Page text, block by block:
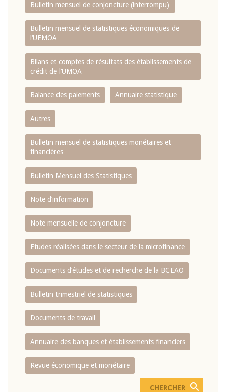
Bulletin mensuel de conjoncture (interrompu)
Bulletin mensuel de statistiques économiques de
l‘UEMOA
Bilans et comptes de résultats des établissements de
crédit de l‘UMOA
Balance des paiements Annuaire statistique
Autres
Bulletin mensuel de statistiques monétaires et
financières
Bulletin Mensuel des Statistiques
Note d’information
Note mensuelle de conjoncture
Etudes réalisées dans le secteur de la microfinance
Documents d’études et de recherche de la BCEAO
Bulletin trimestriel de statistiques
Documents de travail
Annuaire des banques et établissements financiers
Revue économique et monétaire